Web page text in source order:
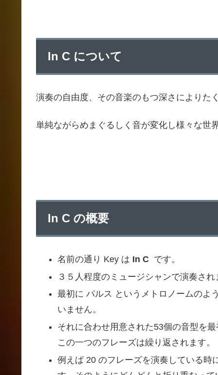
In C について
演奏の自由度、その音楽のもつ深さによりた
単純ながらめまぐるしく音が変化し様々な世
In C の概要
名前の通り Key は In Cです。
３５人程度のミュージシャンで演奏され
最初に パルス というメトロノームのよ
いません。
それに合わせ用意された53個の音型を
この一つのフレーズは繰り返されます。
例えば 20 のフレーズを演奏している時